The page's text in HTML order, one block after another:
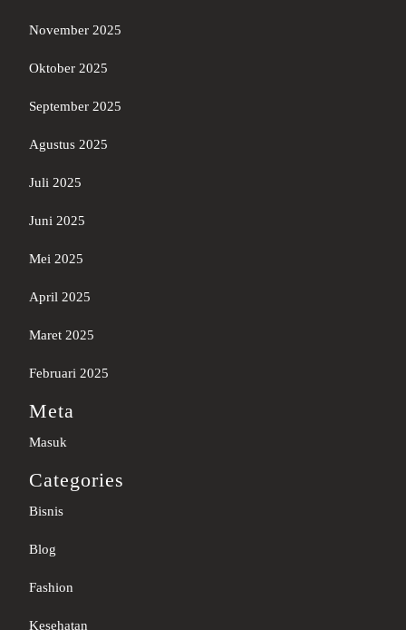
November 2025
Oktober 2025
September 2025
Agustus 2025
Juli 2025
Juni 2025
Mei 2025
April 2025
Maret 2025
Februari 2025
Meta
Masuk
Categories
Bisnis
Blog
Fashion
Kesehatan